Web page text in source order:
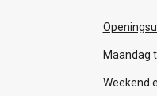
Maandag